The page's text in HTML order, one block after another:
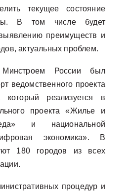
текущее состояние
В том числе будет
преимуществ и
актуальных проблем.
России был
ведомственного проекта
который реализуется в
проекта «Жилье и
и национальной
экономика». В
180 городов из всех
процедур и